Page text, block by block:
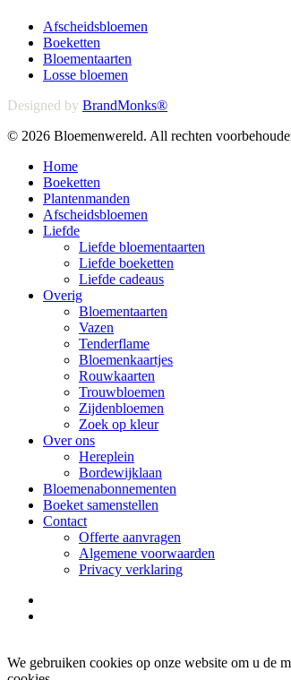
Afscheidsbloemen
Boeketten
Bloementaarten
Losse bloemen
Designed by BrandMonks®
© 2026 Bloemenwereld. All rechten
Close
Menu
Home
Boeketten
Plantenmanden
Afscheidsbloemen
Liefde
Liefde bloementaarten
Liefde boeketten
Liefde cadeaus
Overig
Bloementaarten
Vazen
Tenderflame
Bloemenkaartjes
Rouwkaarten
Trouwbloemen
Zijdenbloemen
Zoek op kleur
Over ons
Hereplein
Bordewijklaan
Bloemenabonnementen
Boeket samenstellen
Contact
Offerte aanvragen
Algemene voorwaarden
Privacy verklaring
We gebruiken cookies op onze website om u de